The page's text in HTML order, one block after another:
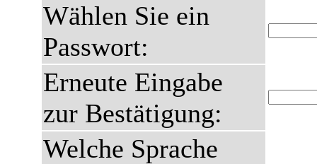
Wählen Sie ein
Passwort:
Erneute Eingabe
zur Bestätigung:
Welche Sprache